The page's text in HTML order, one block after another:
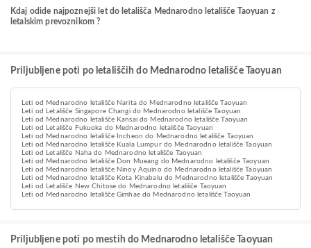
Kdaj odide najpoznejši let do letališča Mednarodno letališče Taoyuan z
letalskim prevoznikom ?
Priljubljene poti po letališčih do Mednarodno letališče Taoyuan
Leti od Mednarodno letališče Narita do Mednarodno letališče Taoyuan
Leti od Letališče Singapore Changi do Mednarodno letališče Taoyuan
Leti od Mednarodno letališče Kansai do Mednarodno letališče Taoyuan
Leti od Letališče Fukuoka do Mednarodno letališče Taoyuan
Leti od Mednarodno letališče Incheon do Mednarodno letališče Taoyuan
Leti od Mednarodno letališče Kuala Lumpur do Mednarodno letališče Taoyuan
Leti od Letališče Naha do Mednarodno letališče Taoyuan
Leti od Mednarodno letališče Don Mueang do Mednarodno letališče Taoyuan
Leti od Mednarodno letališče Ninoy Aquino do Mednarodno letališče Taoyuan
Leti od Mednarodno letališče Kota Kinabalu do Mednarodno letališče Taoyuan
Leti od Letališče New Chitose do Mednarodno letališče Taoyuan
Leti od Mednarodno letališče Gimhae do Mednarodno letališče Taoyuan
Priljubljene poti po mestih do Mednarodno letališče Taoyuan